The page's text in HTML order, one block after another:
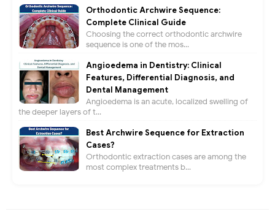
Orthodontic Archwire Sequence:
Complete Clinical Guide
Choosing the correct orthodontic archwire
sequence is one of the mos...
Angioedema in Dentistry: Clinical
Features, Differential Diagnosis, and
Dental Management
Angioedema is an acute, localized swelling of
the deeper layers of t...
Best Archwire Sequence for Extraction
Cases?
Orthodontic extraction cases are among the
most complex treatments b...